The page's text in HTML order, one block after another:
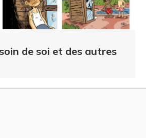
de soi et des autres